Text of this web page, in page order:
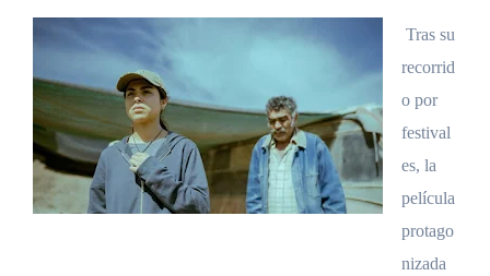
Tras su
recorrid
o por
festival
es, la
película
protago
nizada